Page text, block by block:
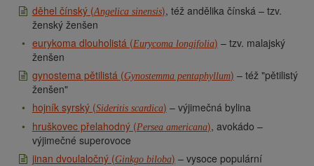
děhel čínský (Angelica sinensis), též andělika čínská – tzv.
ženský ženšen
eurykoma dlouholistá (Eurycoma longifolia) – tzv. malajský
ženšen
gynostema pětilistá (Gynostemma pentaphyllum) – též "pětilistý
ženšen"
hojník syrský (Sideritis scardica) – výjimečná bylina
hruškovec přelahodný (Persea americana), avokádo –
výjimečné superovoce
jinan dvoulaločný (Ginkgo biloba) – vysoce populární